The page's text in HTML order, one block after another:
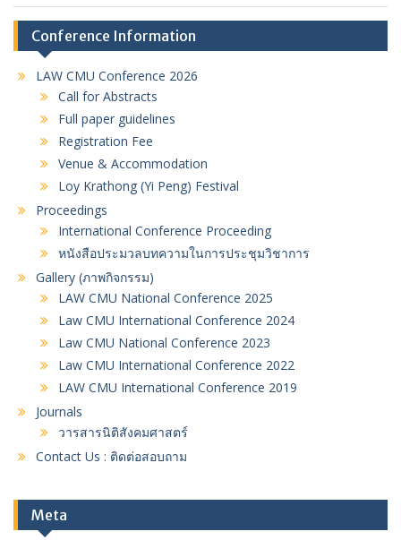
Conference Information
LAW CMU Conference 2026
Call for Abstracts
Full paper guidelines
Registration Fee
Venue & Accommodation
Loy Krathong (Yi Peng) Festival
Proceedings
International Conference Proceeding
หนังสือประมวลบทความในการประชุมวิชาการ
Gallery (ภาพกิจกรรม)
LAW CMU National Conference 2025
Law CMU International Conference 2024
Law CMU National Conference 2023
Law CMU International Conference 2022
LAW CMU International Conference 2019
Journals
วารสารนิติสังคมศาสตร์
Contact Us : ติดต่อสอบถาม
Meta